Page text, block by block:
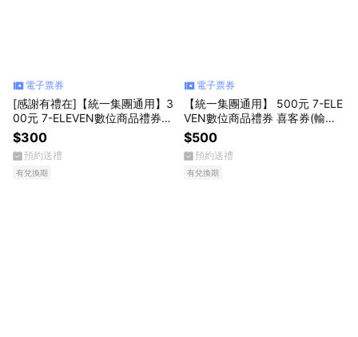
電子票券
[感謝有禮在]【統一集團通用】3
00元 7-ELEVEN數位商品禮券
喜客券(輸入序號後．可分次使
用)
$300
預約送禮
有兌換期
電子票券
【統一集團通用】 500元 7-ELE
VEN數位商品禮券 喜客券(輸入
序號後．可分次使用)
$500
預約送禮
有兌換期